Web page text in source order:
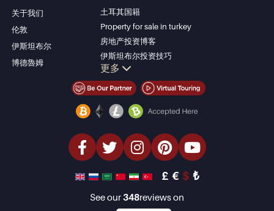
Kas
Gocek
Side
Kemer
Dalyan
Izmir
Belek
关于我们
伦敦
伊斯坦布尔
博德魯姆
土耳其国籍
Property for sale in turkey
房地产投资博客
伊斯坦布尔投资技巧
土耳其房产投资
伊斯坦布尔投资型房产
经济型房产
豪华房产
投资型房产
设计与建造
更多
£ € $ ₺
See our348reviews on